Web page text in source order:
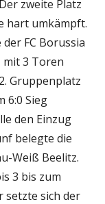
zweite Platz
hart umkämpft.
FC Borussia
mit 3 Toren
Gruppenplatz
6:0 Sieg
den Einzug
belegte die
Weiß Beelitz.
3 bis zum
setzte sich der